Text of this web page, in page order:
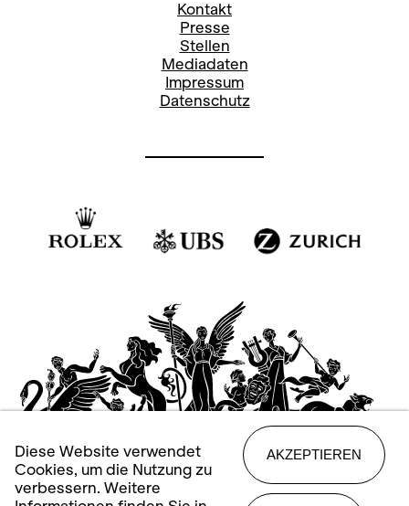
stefanie.paul@opernhaus.ch
Kontakt
Presse
Stellen
Mediadaten
Impressum
Datenschutz
Diese Website verwendet
Cookies, um die Nutzung zu
verbessern. Weitere
AKZEPTIEREN